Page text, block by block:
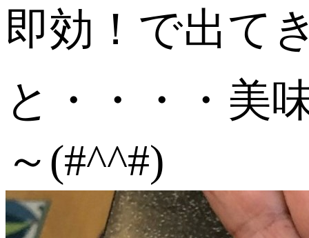
即効！で出て
と・・・・美
～(#^^#)